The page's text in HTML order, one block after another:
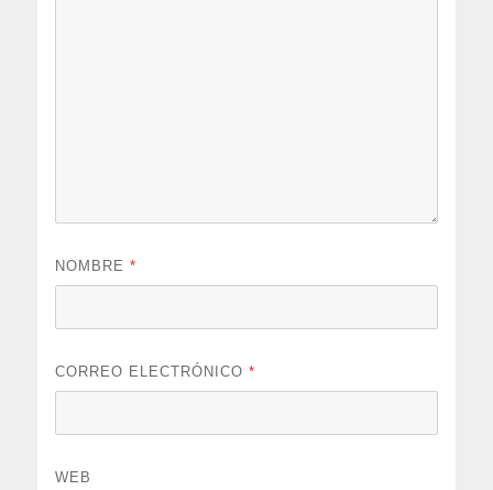
NOMBRE*
CORREO ELECTRÓNICO*
WEB